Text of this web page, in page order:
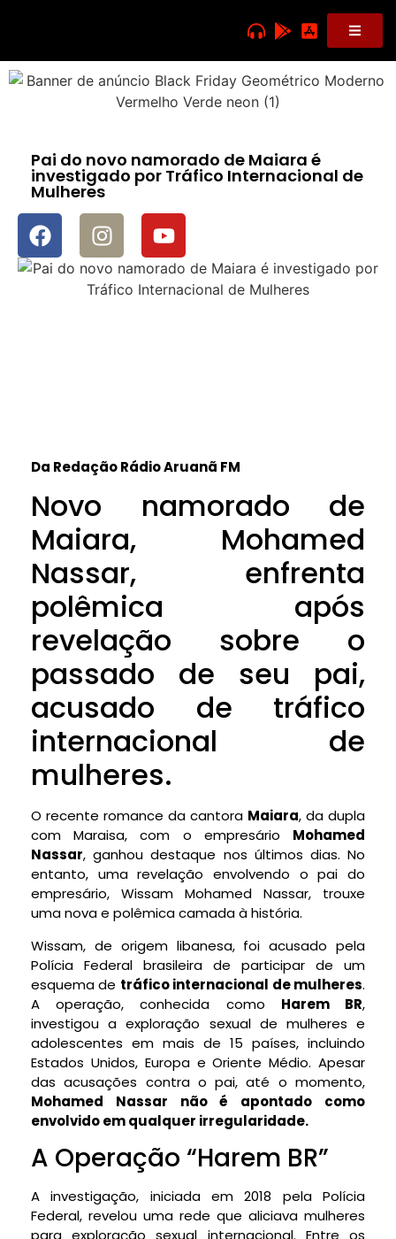
Pai do novo namorado de Maiara é
investigado por Tráfico Internacional de
Mulheres
Da Redação Rádio Aruanã FM
Novo namorado de
Maiara, Mohamed
Nassar, enfrenta
polêmica após
revelação sobre o
passado de seu pai,
acusado de tráfico
internacional de
mulheres.
O recente romance da cantora Maiara, da dupla
com Maraisa, com o empresário Mohamed
Nassar, ganhou destaque nos últimos dias. No
entanto, uma revelação envolvendo o pai do
empresário, Wissam Mohamed Nassar, trouxe
uma nova e polêmica camada à história.
Wissam, de origem libanesa, foi acusado pela
Polícia Federal brasileira de participar de um
esquema de tráfico internacional de mulheres.
A operação, conhecida como Harem BR,
investigou a exploração sexual de mulheres e
adolescentes em mais de 15 países, incluindo
Estados Unidos, Europa e Oriente Médio. Apesar
das acusações contra o pai, até o momento,
Mohamed Nassar não é apontado como
envolvido em qualquer irregularidade.
A Operação “Harem BR”
A investigação, iniciada em 2018 pela Polícia
Federal, revelou uma rede que aliciava mulheres
para exploração sexual internacional. Entre os